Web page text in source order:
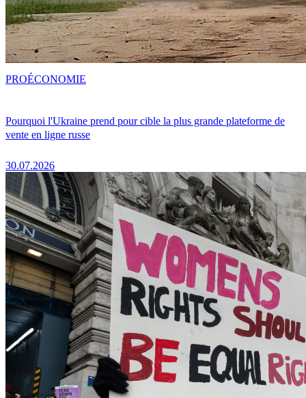
Pourquoi l'Ukraine prend pour cible la plus grande plateforme de
vente en ligne russe
30.07.2026
PROÉCONOMIE